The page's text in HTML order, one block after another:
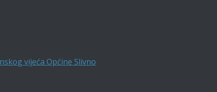
vijeća Općine Slivno